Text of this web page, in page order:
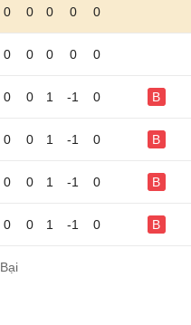
0 0 0 0 0
0 0 0 0 0
0 0 1 -1 0 B
0 0 1 -1 0 B
0 0 1 -1 0 B
0 0 1 -1 0 B
Bại